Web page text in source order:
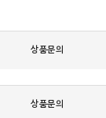
상품문의
상품문의